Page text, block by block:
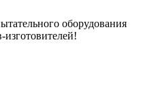
оборудования
изготовителей!